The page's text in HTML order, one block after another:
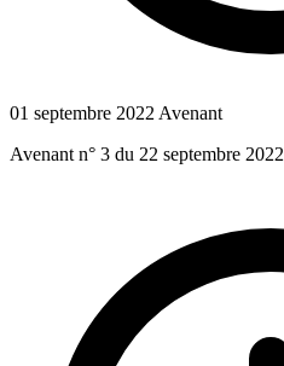
01 septembre 2022 Avenant
Avenant n° 3 du 22 septembre 2022